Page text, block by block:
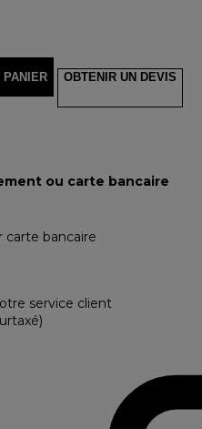
PANIER OBTENIR UN DEVIS
ou carte bancaire
carte bancaire
service client